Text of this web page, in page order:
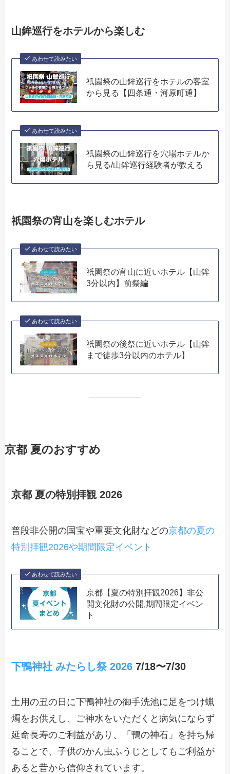
山鉾巡行をホテルから楽しむ
あわせて読みたい
祇園祭の山鉾巡行をホテルの客室
から見る【四条通・河原町通】
あわせて読みたい
祇園祭の山鉾巡行を穴場ホテルか
ら見る/山鉾巡行経験者が教える
祇園祭の宵山を楽しむホテル
あわせて読みたい
祇園祭の宵山に近いホテル【山鉾
3分以内】前祭編
あわせて読みたい
祇園祭の後祭に近いホテル【山鉾
まで徒歩3分以内のホテル】
京都 夏のおすすめ
京都 夏の特別拝観 2026
普段非公開の国宝や重要文化財などの京都の夏の
特別拝観2026や期間限定イベント
あわせて読みたい
京都【夏の特別拝観2026】非公
開文化財の公開,期間限定イベン
ト
下鴨神社 みたらし祭 2026 7/18〜7/30
土用の丑の日に下鴨神社の御手洗池に足をつけ蝋
燭をお供えし、ご神水をいただくと病気にならず
延命長寿のご利益があり、「鴨の神石」を持ち帰
ることで、子供のかん虫ふうじとしてもご利益が
あると昔から信仰されています。